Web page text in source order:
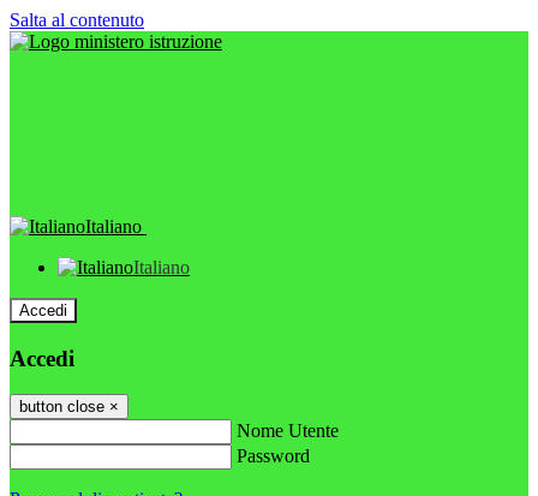
Salta al contenuto
Italiano
Italiano
Accedi
Accedi
button close ×
Nome Utente
Password